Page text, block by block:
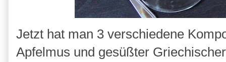
Jetzt hat man 3 verschiedene
Apfelmus und gesüßter